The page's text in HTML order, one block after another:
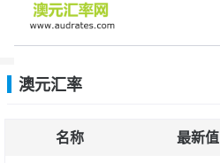
澳元汇率
名称 最新值